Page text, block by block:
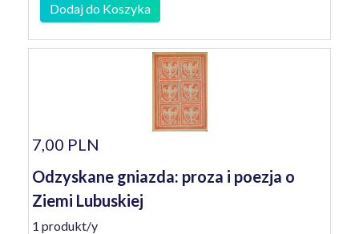
Dodaj do Koszyka
7,00 PLN
Odzyskane gniazda: proza i poezja o
Ziemi Lubuskiej
1 produkt/y